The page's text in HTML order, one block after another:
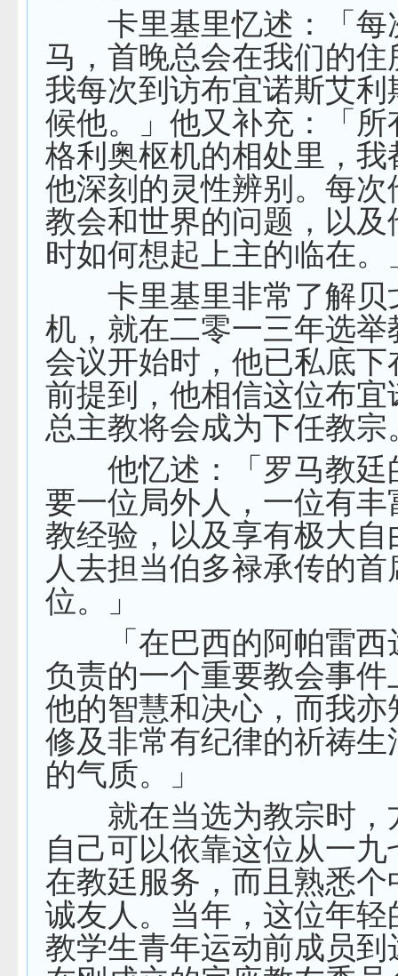
卡里基里忆述：「每
马，首晚总会在我们的住
我每次到访布宜诺斯艾利
候他。」他又补充：「所
格利奥枢机的相处里，我
他深刻的灵性辨别。每次
教会和世界的问题，以及
时如何想起上主的临在。
卡里基里非常了解贝
机，就在二零一三年选举
会议开始时，他已私底下
前提到，他相信这位布宜
总主教将会成为下任教宗
他忆述：「罗马教廷
要一位局外人，一位有丰
教经验，以及享有极大自
人去担当伯多禄承传的
位。」
「在巴西的阿帕雷西
负责的一个重要教会事件
他的智慧和决心，而我亦
修及非常有纪律的祈祷生
的气质。」
就在当选为教宗时，
自己可以依靠这位从一
在教廷服务，而且熟悉个
诚友人。当年，这位年轻
教学生青年运动前成员到